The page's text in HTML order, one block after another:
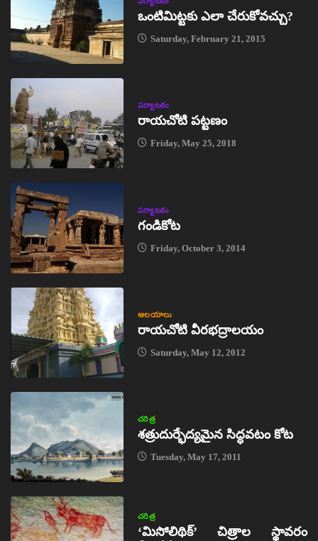
ఒంటిమిట్టకు ఎలా చేరుకోవచ్చు?
Saturday, February 21, 2015
పర్యాటకం
రాయచోటి పట్టణం
Friday, May 25, 2018
పర్యాటకం
గండికోట
Friday, October 3, 2014
ఆలయాలు
రాయచోటి వీరభద్రాలయం
Saturday, May 12, 2012
చరిత్ర
శత్రుదుర్భేద్యమైన సిద్ధవటం కోట
Tuesday, May 17, 2011
చరిత్ర
‘మిసోలిథిక్‌’ చిత్రాల స్థావరం